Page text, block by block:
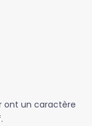
ont un caractère